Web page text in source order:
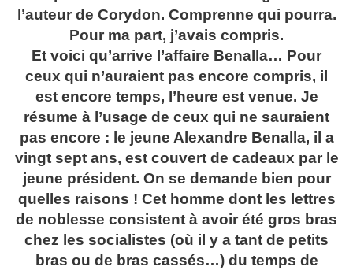
l’auteur de Corydon. Comprenne qui pourra.
Pour ma part, j’avais compris.
Et voici qu’arrive l’affaire Benalla… Pour
ceux qui n’auraient pas encore compris, il
est encore temps, l’heure est venue. Je
résume à l’usage de ceux qui ne sauraient
pas encore : le jeune Alexandre Benalla, il a
vingt sept ans, est couvert de cadeaux par le
jeune président. On se demande bien pour
quelles raisons ! Cet homme dont les lettres
de noblesse consistent à avoir été gros bras
chez les socialistes (où il y a tant de petits
bras ou de bras cassés…) du temps de